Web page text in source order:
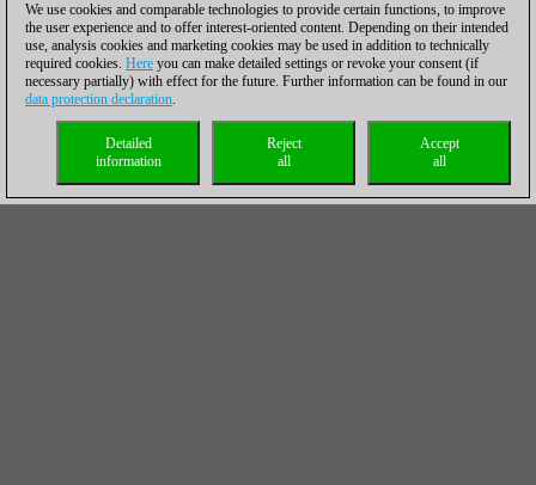
We use cookies and comparable technologies to provide certain functions, to improve
the user experience and to offer interest-oriented content. Depending on their intended
use, analysis cookies and marketing cookies may be used in addition to technically
required cookies. Here you can make detailed settings or revoke your consent (if
necessary partially) with effect for the future. Further information can be found in our
data protection declaration.
Accept
all
Reject
all
Detailed
information